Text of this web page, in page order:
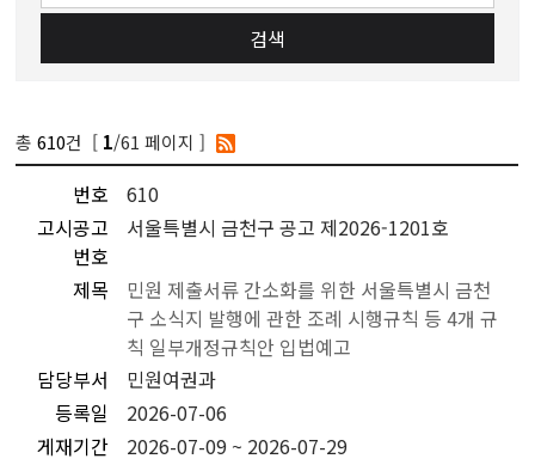
검색
총610건 [ 1/61 페이지 ]
번호
610
고시공고
번호
서울특별시 금천구 공고 제2026-1201호
제목
민원 제출서류 간소화를 위한 서울특별시 금천
구 소식지 발행에 관한 조례 시행규칙 등 4개 규
칙 일부개정규칙안 입법예고
담당부서
민원여권과
등록일
2026-07-06
게재기간
2026-07-09 ~ 2026-07-29